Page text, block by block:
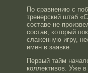
По сравнению с
тренерский штаб
составе не
состав, который
слаженную игру,
имен в заявке.
Первый тайм
коллективов. Уже